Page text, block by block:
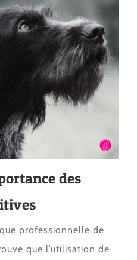
des
professionnelle de
que l’utilisation de